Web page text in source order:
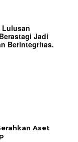
Lulusan
Jadi
Berintegritas.
Aset